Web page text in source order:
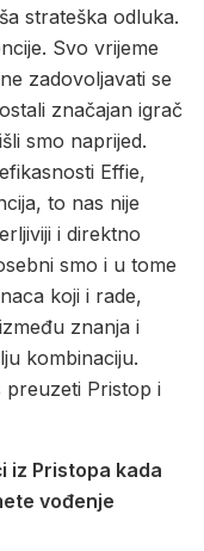
strateška odluka.
Svo vrijeme
zadovoljavati se
značajan igrač
smo naprijed.
Effie,
to nas nije
i direktno
smo i u tome
koji i rade,
znanja i
kombinaciju.
preuzeti Pristop i
iz Pristopa kada
vođenje